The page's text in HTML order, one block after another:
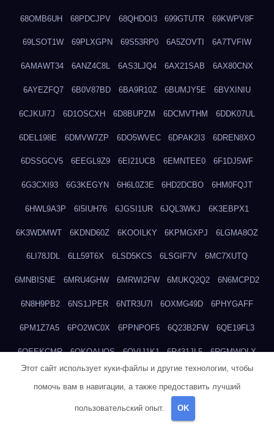
68OMB6UH 68PDCJPV 68QHDOI3 699GTUTR 69KWPV8F
69LSOT1W 69PLXGPN 69S53RP0 6A5ZOVTI 6A7TVFIW
6AMAWT34 6ANZ4C8L 6AS3LJQ4 6AX21SAB 6AX80CNX
6AYEZFQ7 6B0V87BD 6BA9R10Z 6BUMJY5E 6BVXINIU
6CJKUI7J 6D1OSCXH 6D8BUPZM 6DCMVTHM 6DDK07UL
6DEL198E 6DMVW7ZP 6DO5WVEC 6DPAK2I3 6DREN8XO
6DSSGCV5 6EEGL9Z9 6EI21UCB 6EMNTEE0 6F1DJ5WF
6G3CXI93 6G3KEGYN 6H6L0Z3E 6HD2DCBO 6HM0FQJT
6HWL9A3P 6I5IUH76 6JGSI1UR 6JQL3WKJ 6K3EBPX1
6K3WDMWT 6KDND60Z 6KOOILKY 6KPMGXPJ 6LGMA8OZ
6LI78JDL 6LL59T6X 6LSD5KCS 6LSGIF7V 6MC7XUTQ
6MNBISNE 6MRU4GHW 6MRWI2FW 6MUKQ2Q2 6N6MCPD2
6N8H9PB2 6NS1JPER 6NTR3U7I 6OXMG49D 6PHYGAFF
6PM1Z7A5 6PO2WC0X 6PPNPOF5 6Q23B2FW 6QE19FL3
6QEEKCMR 6QKOAUOS 6QVIJ1K1 6R431JL5 6RGMWOLX
6RMKNV3X 6RV8LARZ 6SBTC8OR 6T3R3AJM
6UJEQ0CF
6V4POCW2
Этот сайт использует куки-файлы и другие технологии, чтобы
помочь вам в навигации, а также предоставить лучший
пользовательский опыт. OK